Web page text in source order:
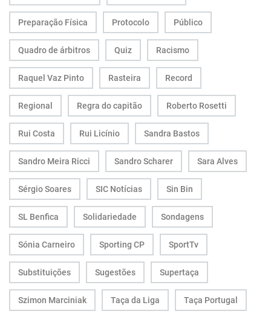
Preparação Física Protocolo Público
Quadro de árbitros Quiz Racismo
Raquel Vaz Pinto Rasteira Record
Regional Regra do capitão Roberto Rosetti
Rui Costa Rui Licínio Sandra Bastos
Sandro Meira Ricci Sandro Scharer Sara Alves
Sérgio Soares SIC Notícias Sin Bin
SL Benfica Solidariedade Sondagens
Sónia Carneiro Sporting CP SportTv
Substituições Sugestões Supertaça
Szimon Marciniak Taça da Liga Taça Portugal